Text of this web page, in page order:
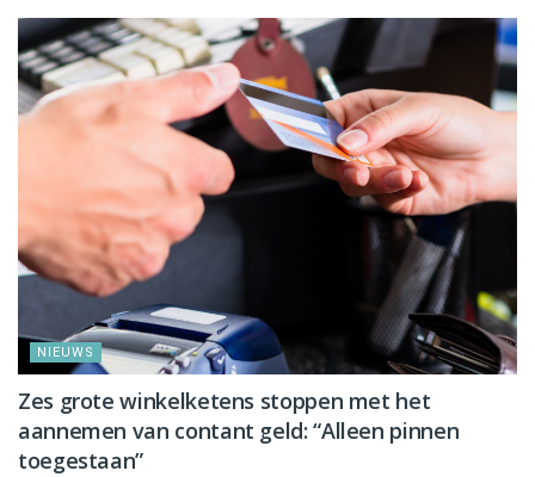
NIEUWS
Zes grote winkelketens stoppen met het
aannemen van contant geld: “Alleen pinnen
toegestaan”